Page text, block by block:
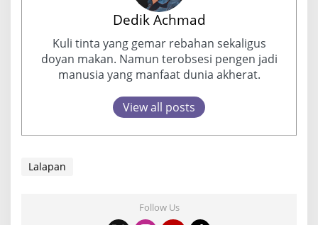
Dedik Achmad
Kuli tinta yang gemar rebahan sekaligus
doyan makan. Namun terobsesi pengen jadi
manusia yang manfaat dunia akherat.
View all posts
Lalapan
Follow Us